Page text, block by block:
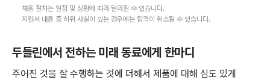
채용 절차는 일정 및 상황에 따라 달라질 수 있습니다.
지원서 내용 중 허위 사실이 있는 경우에는 합격이 취소될 수 있습니다.
두들린에서 전하는 미래 동료에게 한마디
주어진 것을 잘 수행하는 것에 더해서 제품에 대해 심도 있게